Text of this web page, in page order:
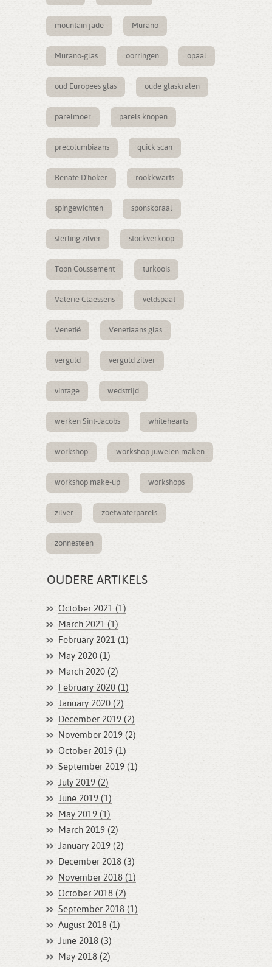
mountain jade Murano
Murano-glas oorringen opaal
oud Europees glas oude glaskralen
parelmoer parels knopen
precolumbiaans quick scan
Renate D'hoker rookkwarts
spingewichten sponskoraal
sterling zilver stockverkoop
Toon Coussement turkoois
Valerie Claessens veldspaat
Venetië Venetiaans glas
verguld verguld zilver
vintage wedstrijd
werken Sint-Jacobs whitehearts
workshop workshop juwelen maken
workshop make-up workshops
zilver zoetwaterparels
zonnesteen
OUDERE ARTIKELS
October 2021 (1)
March 2021 (1)
February 2021 (1)
May 2020 (1)
March 2020 (2)
February 2020 (1)
January 2020 (2)
December 2019 (2)
November 2019 (2)
October 2019 (1)
September 2019 (1)
July 2019 (2)
June 2019 (1)
May 2019 (1)
March 2019 (2)
January 2019 (2)
December 2018 (3)
November 2018 (1)
October 2018 (2)
September 2018 (1)
August 2018 (1)
June 2018 (3)
May 2018 (2)